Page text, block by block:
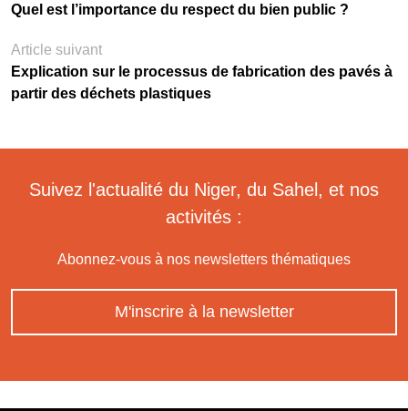
Quel est l’importance du respect du bien public ?
Article suivant
Explication sur le processus de fabrication des pavés à
partir des déchets plastiques
Suivez l'actualité du Niger, du Sahel, et nos
activités :
Abonnez-vous à nos newsletters thématiques
M'inscrire à la newsletter